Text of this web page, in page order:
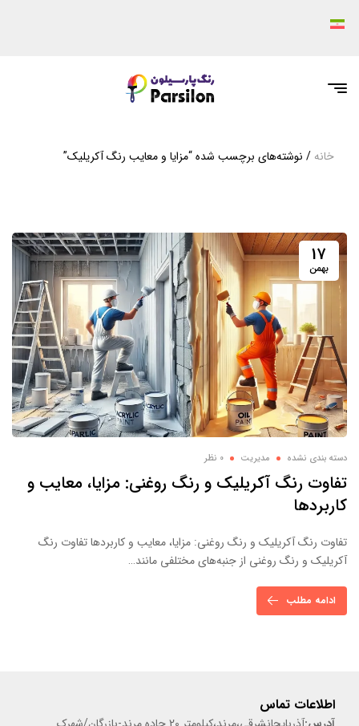
خانه / نوشته‌های برچسب شده “مزایا و معایب رنگ آکریلیک”
17
بهمن
دسته بندی نشده مدیریت 0 نظر
تفاوت رنگ آکریلیک و رنگ روغنی: مزایا، معایب و
کاربردها
تفاوت رنگ آکریلیک و رنگ روغنی: مزایا، معایب و کاربردها تفاوت رنگ
آکریلیک و رنگ روغنی از جنبه‌های مختلفی مانند…
ادامه مطلب
اطلاعات تماس